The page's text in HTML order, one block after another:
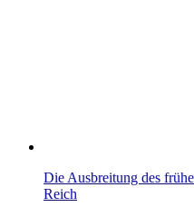
Die Ausbreitung des
Reich